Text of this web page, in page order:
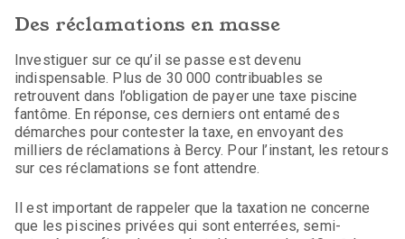
Des réclamations en masse
Investiguer sur ce qu’il se passe est devenu
indispensable. Plus de 30 000 contribuables se
retrouvent dans l’obligation de payer une taxe piscine
fantôme. En réponse, ces derniers ont entamé des
démarches pour contester la taxe, en envoyant des
milliers de réclamations à Bercy. Pour l’instant, les retours
sur ces réclamations se font attendre.
Il est important de rappeler que la taxation ne concerne
que les piscines privées qui sont enterrées, semi-